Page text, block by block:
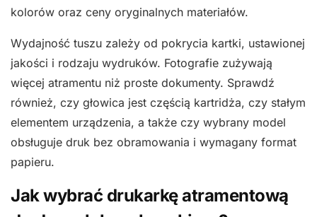
kolorów oraz ceny oryginalnych materiałów.
Wydajność tuszu zależy od pokrycia kartki, ustawionej
jakości i rodzaju wydruków. Fotografie zużywają
więcej atramentu niż proste dokumenty. Sprawdź
również, czy głowica jest częścią kartridża, czy stałym
elementem urządzenia, a także czy wybrany model
obsługuje druk bez obramowania i wymagany format
papieru.
Jak wybrać drukarkę atramentową